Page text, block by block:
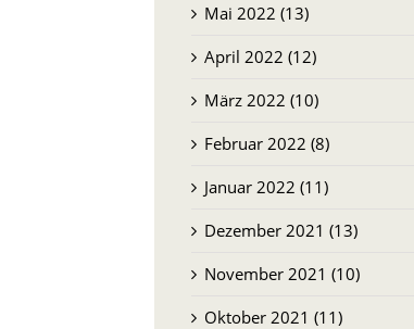
Mai 2022 (13)
April 2022 (12)
März 2022 (10)
Februar 2022 (8)
Januar 2022 (11)
Dezember 2021 (13)
November 2021 (10)
Oktober 2021 (11)